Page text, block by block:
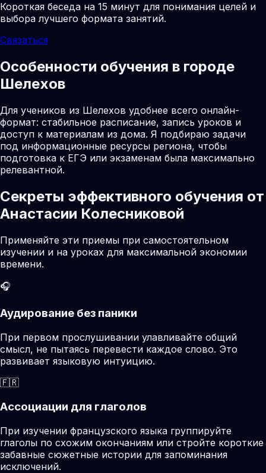
Короткая беседа на 15 минут для понимания целей и
выбора лучшего формата занятий.
Связаться
Особенности обучения в городе
Шелехов
Для учеников из Шелехов удобнее всего онлайн-
формат: стабильное расписание, запись уроков и
доступ к материалам из дома. Я подбираю задачи
под информационные ресурсы региона, чтобы
подготовка к ЕГЭ или экзаменам была максимально
релевантной.
Секреты эффективного обучения от
Анастасии Колесниковой
Применяйте эти приемы при самостоятельном
изучении и на уроках для максимальной экономии
времени.
🎧
Аудирование без паники
При первом прослушивании улавливайте общий
смысл, не пытаясь перевести каждое слово. Это
развивает языковую интуицию.
🇫🇷
Ассоциации для глаголов
При изучении французского языка группируйте
глаголы по схожим окончаниям или стройте короткие
забавные сюжетные истории для запоминания
исключений.